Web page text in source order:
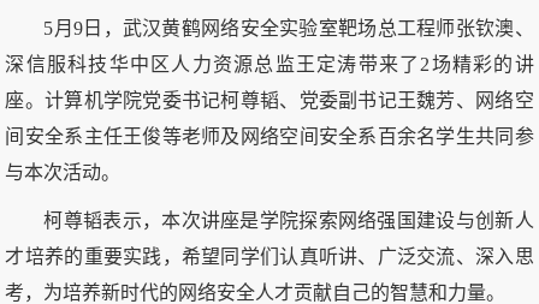
5月9日，武汉黄鹤网络安全实验室靶场总工程师张钦澳、
深信服科技华中区人力资源总监王定涛带来了2场精彩的讲
座。计算机学院党委书记柯尊韬、党委副书记王魏芳、网络空
间安全系主任王俊等老师及网络空间安全系百余名学生共同参
与本次活动。
柯尊韬表示，本次讲座是学院探索网络强国建设与创新人
才培养的重要实践，希望同学们认真听讲、广泛交流、深入思
考，为培养新时代的网络安全人才贡献自己的智慧和力量。